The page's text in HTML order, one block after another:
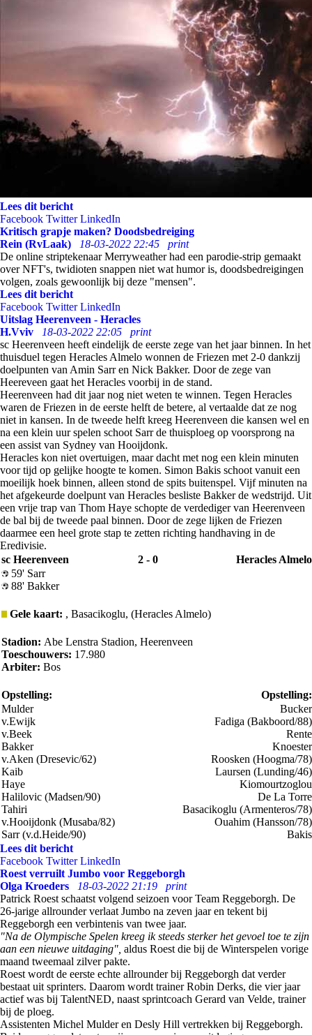
Lees dit bericht
Facebook Twitter LinkedIn
Kritisch grapje maken? Doodsbedreiging
Rein (RvLaak)
18-03-2022 22:45
print
De online striptekenaar Merryweather had een parodie-strip gemaakt
over NFT's, twidioten snappen niet wat humor is, doodsbedreigingen
volgen, zoals gewoonlijk bij deze "mensen".
Lees dit bericht
Facebook Twitter LinkedIn
Uitslag Heerenveen - Heracles
H.Vviv
18-03-2022 22:05
print
sc Heerenveen heeft eindelijk de eerste zege van het jaar binnen. In het
thuisduel tegen Heracles Almelo wonnen de Friezen met 2-0 dankzij
doelpunten van Amin Sarr en Nick Bakker. Door de zege van
Heereveen gaat het Heracles voorbij in de stand.
Heerenveen had dit jaar nog niet weten te winnen. Tegen Heracles
waren de Friezen in de eerste helft de betere, al vertaalde dat ze nog
niet in kansen. In de tweede helft kreeg Heerenveen die kansen wel en
na een klein uur spelen schoot Sarr de thuisploeg op voorsprong na
een assist van Sydney van Hooijdonk.
Heracles kon niet overtuigen, maar dacht met nog een klein minuten
voor tijd op gelijke hoogte te komen. Simon Bakis schoot vanuit een
moeilijk hoek binnen, alleen stond de spits buitenspel. Vijf minuten na
het afgekeurde doelpunt van Heracles besliste Bakker de wedstrijd. Uit
een vrije trap van Thom Haye schopte de verdediger van Heerenveen
de bal bij de tweede paal binnen. Door de zege lijken de Friezen
daarmee een heel grote stap te zetten richting handhaving in de
Eredivisie.
sc Heerenveen
2 - 0
Heracles Almelo
59' Sarr
88' Bakker
Gele kaart: , Basacikoglu, (Heracles Almelo)
Stadion: Abe Lenstra Stadion, Heerenveen
Toeschouwers: 17.980
Arbiter: Bos
Opstelling:
Opstelling:
Mulder
v.Ewijk
v.Beek
Bakker
v.Aken (Dresevic/62)
Kaib
Haye
Halilovic (Madsen/90)
Tahiri
v.Hooijdonk (Musaba/82)
Sarr (v.d.Heide/90)
Bucker
Fadiga (Bakboord/88)
Rente
Knoester
Roosken (Hoogma/78)
Laursen (Lunding/46)
Kiomourtzoglou
De La Torre
Basacikoglu (Armenteros/78)
Ouahim (Hansson/78)
Bakis
Lees dit bericht
Facebook Twitter LinkedIn
Roest verruilt Jumbo voor Reggeborgh
Olga Kroeders
18-03-2022 21:19
print
Patrick Roest schaatst volgend seizoen voor Team Reggeborgh. De
26-jarige allrounder verlaat Jumbo na zeven jaar en tekent bij
Reggeborgh een verbintenis van twee jaar.
"Na de Olympische Spelen kreeg ik steeds sterker het gevoel toe te zijn
aan een nieuwe uitdaging", aldus Roest die bij de Winterspelen vorige
maand tweemaal zilver pakte.
Roest wordt de eerste echte allrounder bij Reggeborgh dat verder
bestaat uit sprinters. Daarom wordt trainer Robin Derks, die vier jaar
actief was bij TalentNED, naast sprintcoach Gerard van Velde, trainer
bij de ploeg.
Assistenten Michel Mulder en Desly Hill vertrekken bij Reggeborgh.